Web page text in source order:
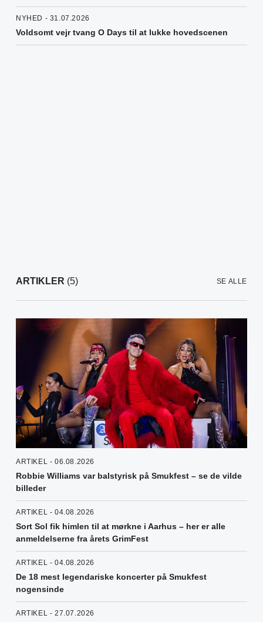
NYHED - 31.07.2026
Voldsomt vejr tvang O Days til at lukke hovedscenen
ARTIKLER (5) SE ALLE
ARTIKEL - 06.08.2026
Robbie Williams var balstyrisk på Smukfest – se de vilde
billeder
ARTIKEL - 04.08.2026
Sort Sol fik himlen til at mørkne i Aarhus – her er alle
anmeldelserne fra årets GrimFest
ARTIKEL - 04.08.2026
De 18 mest legendariske koncerter på Smukfest
nogensinde
ARTIKEL - 27.07.2026